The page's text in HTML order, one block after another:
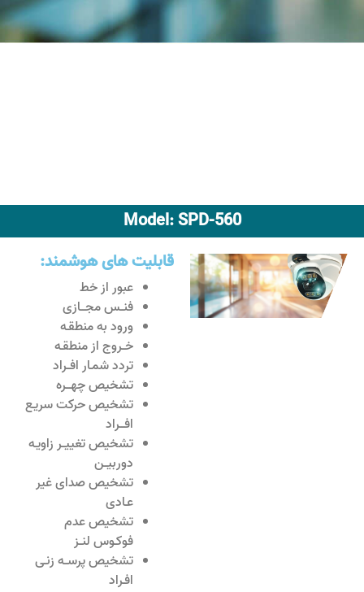
Model: SPD-560
قابلیت های هوشمند:
عبور از خط
فنــس مجـــازی
ورود به منطقـه
خــروج از منطقـه
تردد شمـار افــراد
تشخیص چهـــره
تشخیص حرکت سریـع
افـــراد
تشخیص تغییــر زاویـه
دوربیــن
تشخیص صدای غیر
عـادی
تشخیص عدم
فوکـوس لنــز
تشخیص پرســه زنـی
افـراد